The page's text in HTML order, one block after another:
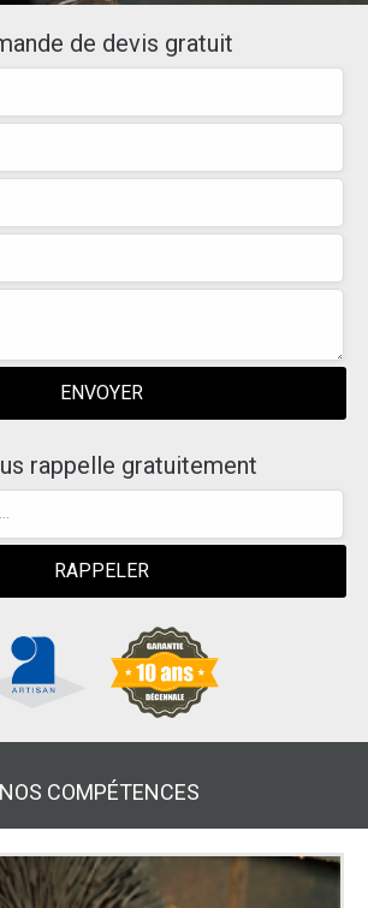
de devis gratuit
rappelle gratuitement
NOS COMPÉTENCES